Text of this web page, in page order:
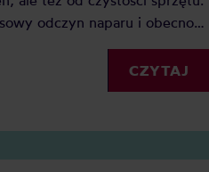
odczyn naparu i obecność
w kawie zostawiają
które z czasem pogarszają
i przyspieszają zużycie
CZYTAJ